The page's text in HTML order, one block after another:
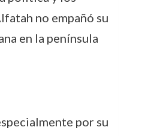
no empañó su
en la península
por su